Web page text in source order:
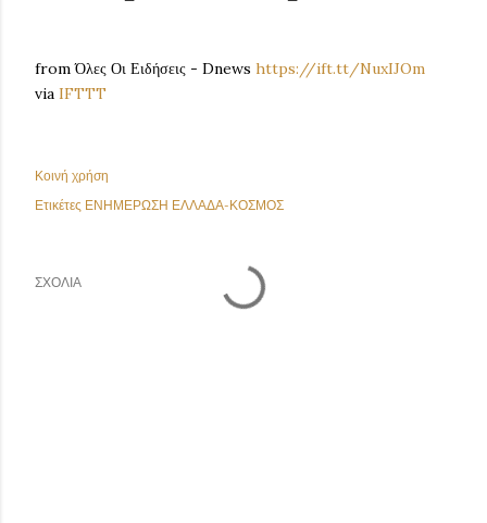
from Όλες Οι Ειδήσεις - Dnews https://ift.tt/NuxIJOm
via IFTTT
Κοινή χρήση
Ετικέτες ΕΝΗΜΕΡΩΣΗ ΕΛΛΑΔΑ-ΚΟΣΜΟΣ
ΣΧΌΛΙΑ